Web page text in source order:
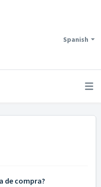
Spanish
de compra?